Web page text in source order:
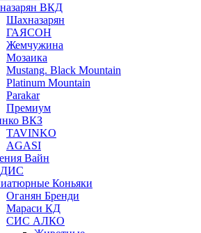
ВКД
Шахназарян
ГАЯСОН
Жемчужина
Мозаика
Mustang. Black Mountain
Platinum Mountain
Parakar
Премиум
ВКЗ
TAVINKO
AGASI
Вайн
Коньяки
Оганян Бренди
Мараси КД
СИС АЛКО